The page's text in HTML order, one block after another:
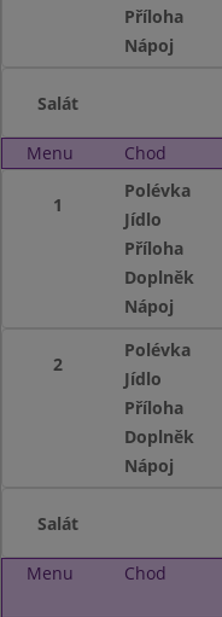
Příloha
Nápoj
Salát
Menu Chod
1
Polévka
Jídlo
Příloha
Doplněk
Nápoj
2
Polévka
Jídlo
Příloha
Doplněk
Nápoj
Salát
Menu Chod